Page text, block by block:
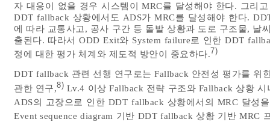
자 대응이 없을 경우 시스템이 MRC를 달성해야 한다. 그리
DDT fallback 상황에서도 ADS가 MRC를 달성해야 한다.
에 따라 교통사고, 공사 구간 등 돌발 상황과 도로 구조물, 날
출된다. 따라서 ODD Exit와 System failure로 인한 DDT
정에 대한 평가 체계와 제도적 방안이 중요하다.7)
DDT fallback 관련 선행 연구로는 Fallback 안전성 평가를 위
관한 연구,8) Lv.4 이상 Fallback 전략 구조와 Fallback 상황
ADS의 고장으로 인한 DDT fallback 상황에서의 MRC 달성
Event sequence diagram 기반 DDT fallback 상황 기반 MRC